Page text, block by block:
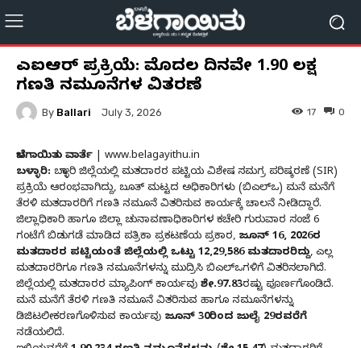
ಎಸ್‌ಐಆರ್ ಪ್ರಕ್ರಿಯೆ: ಮೊದಲ ದಿನವೇ 1.90 ಲಕ್ಷ
ಗಣತಿ ನಮೂನೆಗಳ ವಿತರಣೆ
By Ballari July 3, 2026 0
17
ಬೆಳಗಾಯಿತು ವಾರ್ತೆ | www.belagayithu.in
ಬಳ್ಳಾರಿ: ಬಳ್ಳಾರಿ ಜಿಲ್ಲೆಯಲ್ಲಿ ಮತದಾರರ ಪಟ್ಟಿಯ ವಿಶೇಷ ಸಮಗ್ರ ಪರಿಷ್ಕರಣೆ (SIR)
ಪ್ರಕ್ರಿಯೆ ಆರಂಭವಾಗಿದ್ದು, ಬೂತ್ ಮಟ್ಟದ ಅಧಿಕಾರಿಗಳು (ಬಿಎಲ್‌ಒ) ಮನೆ ಮನೆಗೆ
ತೆರಳಿ ಮತದಾರರಿಗೆ ಗಣತಿ ನಮೂನೆ ವಿತರಿಸುವ ಕಾರ್ಯಕ್ಕೆ ಚಾಲನೆ ನೀಡಿದ್ದಾರೆ.
ಜಿಲ್ಲಾಧಿಕಾರಿ ಹಾಗೂ ಜಿಲ್ಲಾ ಚುನಾವಣಾಧಿಕಾರಿಗಳ ಕಚೇರಿ ಗುರುವಾರ ಸಂಜೆ 6
ಗಂಟೆಗೆ ಬಿಡುಗಡೆ ಮಾಡಿದ ಪತ್ರಿಕಾ ಪ್ರಕಟಣೆಯ ಪ್ರಕಾರ, ಜೂನ್ 16, 2026ರ
ಮತದಾರರ ಪಟ್ಟಿಯಂತೆ ಜಿಲ್ಲೆಯಲ್ಲಿ ಒಟ್ಟು 12,29,586 ಮತದಾರರಿದ್ದು, ಎಲ್ಲ
ಮತದಾರರಿಗೂ ಗಣತಿ ನಮೂನೆಗಳನ್ನು ಮುದ್ರಿಸಿ ಬಿಎಲ್‌ಒಗಳಿಗೆ ವಿತರಿಸಲಾಗಿದೆ.
ಜಿಲ್ಲೆಯಲ್ಲಿ ಮತದಾರರ ಮ್ಯಾಪಿಂಗ್ ಕಾರ್ಯವು ಶೇ.97.83ರಷ್ಟು ಪೂರ್ಣಗೊಂಡಿದೆ.
ಮನೆ ಮನೆಗೆ ತೆರಳಿ ಗಣತಿ ನಮೂನೆ ವಿತರಿಸುವ ಹಾಗೂ ನಮೂನೆಗಳನ್ನು
ಡಿಜಿಟಲೀಕರಣಗೊಳಿಸುವ ಕಾರ್ಯವು ಜೂನ್ 30ರಿಂದ ಜುಲೈ 29ರವರೆಗೆ
ನಡೆಯಲಿದೆ.